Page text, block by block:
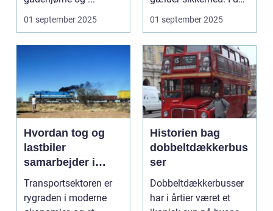
01 september 2025 01 september 2025
Hvordan tog og
lastbiler
samarbejder i
transportsektoren
Transportsektoren er
rygraden i moderne
Historien bag
dobbeltdækkerbus
ser
Dobbeltdækkerbusser
har i årtier været et